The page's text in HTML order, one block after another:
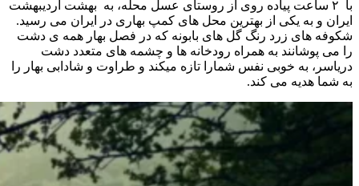
با ۲ ساعت پیاده روی از روستای عسل محله، به بهشت اردیبهشت
ایران و به یکی از بهترین محل های کمپ بهاری در ایران می رسید.
شکوفه های زرد رنگ گل های بابونه که در فصل بهار همه ی دشت
را می پوشانند به همراه رودخانه ها و چشمه های متعدد دشت
دریاسر، به خوبی نفس شمارا تازه میکند و طراوت و شادابی بهار را
به شما هدیه می کند.